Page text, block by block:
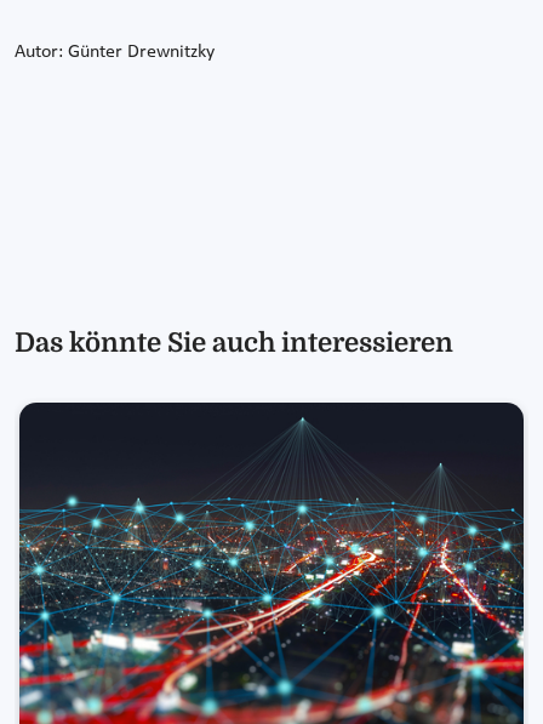
Autor: Günter Drewnitzky
Das könnte Sie auch interessieren